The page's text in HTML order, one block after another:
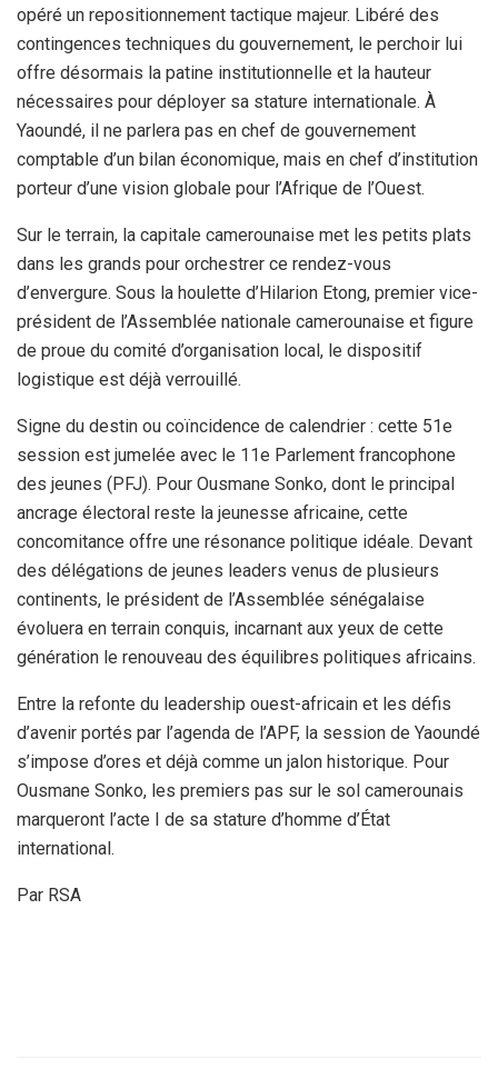
opéré un repositionnement tactique majeur. Libéré des
contingences techniques du gouvernement, le perchoir lui
offre désormais la patine institutionnelle et la hauteur
nécessaires pour déployer sa stature internationale. À
Yaoundé, il ne parlera pas en chef de gouvernement
comptable d’un bilan économique, mais en chef d’institution
porteur d’une vision globale pour l’Afrique de l’Ouest.
Sur le terrain, la capitale camerounaise met les petits plats
dans les grands pour orchestrer ce rendez-vous
d’envergure. Sous la houlette d’Hilarion Etong, premier vice-
président de l’Assemblée nationale camerounaise et figure
de proue du comité d’organisation local, le dispositif
logistique est déjà verrouillé.
Signe du destin ou coïncidence de calendrier : cette 51e
session est jumelée avec le 11e Parlement francophone
des jeunes (PFJ). Pour Ousmane Sonko, dont le principal
ancrage électoral reste la jeunesse africaine, cette
concomitance offre une résonance politique idéale. Devant
des délégations de jeunes leaders venus de plusieurs
continents, le président de l’Assemblée sénégalaise
évoluera en terrain conquis, incarnant aux yeux de cette
génération le renouveau des équilibres politiques africains.
Entre la refonte du leadership ouest-africain et les défis
d’avenir portés par l’agenda de l’APF, la session de Yaoundé
s’impose d’ores et déjà comme un jalon historique. Pour
Ousmane Sonko, les premiers pas sur le sol camerounais
marqueront l’acte I de sa stature d’homme d’État
international.
Par RSA